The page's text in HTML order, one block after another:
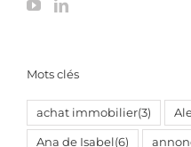
Mots clés
achat immobilier(3)
Ana de Isabel (6)